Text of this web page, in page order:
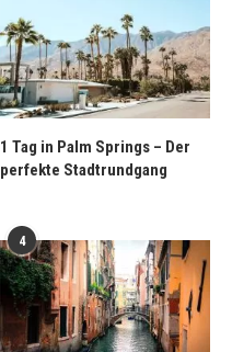
1 Tag in Palm Springs – Der
perfekte Stadtrundgang
4